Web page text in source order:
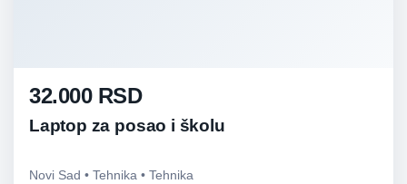
32.000 RSD
Laptop za posao i školu
Novi Sad • Tehnika • Tehnika